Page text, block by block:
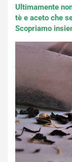
Ultimamente
tè e aceto che
Scopriamo